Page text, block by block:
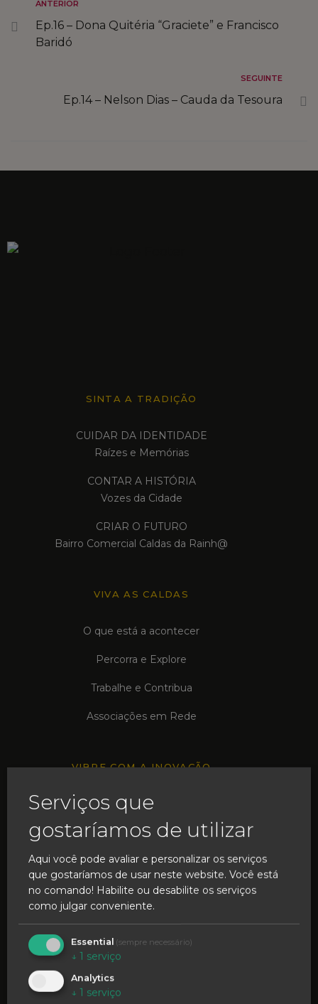
ANTERIOR
Ep.16 – Dona Quitéria “Graciete” e Francisco
Baridó
SEGUINTE
Ep.14 – Nelson Dias – Cauda da Tesoura
SINTA A TRADIÇÃO
CUIDAR DA IDENTIDADE
Raízes e Memórias
CONTAR A HISTÓRIA
Vozes da Cidade
CRIAR O FUTURO
Bairro Comercial Caldas da Rainh@
VIVA AS CALDAS
O que está a acontecer
Percorra e Explore
Trabalhe e Contribua
Associações em Rede
VIBRE COM A INOVAÇÃO
Transformação Urbana
Caldas para o Mundo
Cacifos Inteligentes
Experiência Imersiva
INSPIRE O FUTURO
Serviços que
gostaríamos de utilizar
Aqui você pode avaliar e personalizar os serviços
que gostaríamos de usar neste website. Você está
no comando! Habilite ou desabilite os serviços
como julgar conveniente.
Essential (sempre necessário)
↓ 1 serviço
Analytics
↓ 1 serviço